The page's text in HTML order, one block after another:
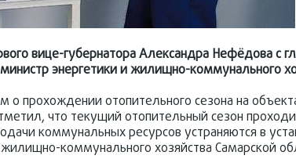
вице-губернатора Александра Нефёдова с
министр энергетики и жилищно-коммунального
о прохождении отопительного сезона на
что текущий отопительный сезон
коммунальных ресурсов устраняются в
коммунального хозяйства Самарской